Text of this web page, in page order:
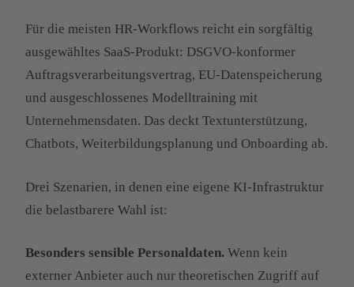
Für die meisten HR-Workflows reicht ein sorgfältig
ausgewähltes SaaS-Produkt: DSGVO-konformer
Auftragsverarbeitungsvertrag, EU-Datenspeicherung
und ausgeschlossenes Modelltraining mit
Unternehmensdaten. Das deckt Textunterstützung,
Chatbots, Weiterbildungsplanung und Onboarding ab.
Drei Szenarien, in denen eine eigene KI-Infrastruktur
die belastbarere Wahl ist:
Besonders sensible Personaldaten. Wenn kein
externer Anbieter auch nur theoretischen Zugriff auf